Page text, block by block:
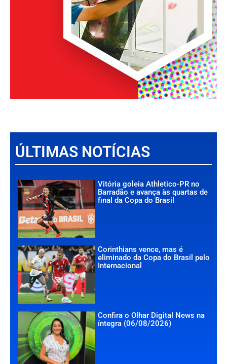
ÚLTIMAS NOTÍCIAS
Vitória goleia Athletico-PR no
Barradão e avança às quartas de
final da Copa do Brasil
Corinthians vence, mas é
eliminado da Copa do Brasil pelo
Internacional
Confira o Olhar Digital News na
íntegra (06/08/2026)